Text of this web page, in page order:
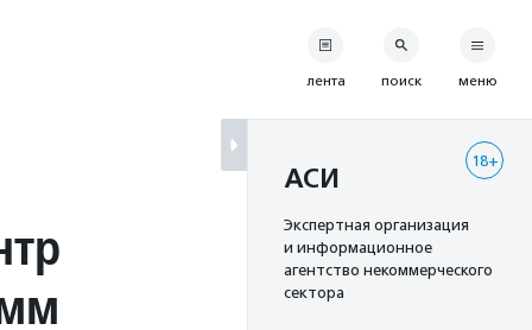
лента поиск меню
18+
АСИ
Экспертная организация
и информационное
агентство некоммерческого
сектора